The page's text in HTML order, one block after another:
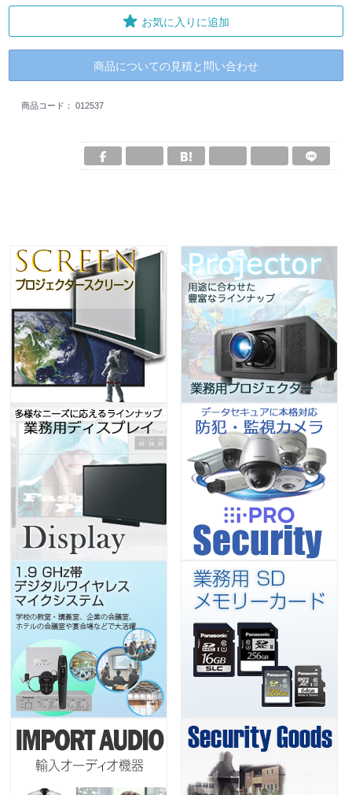
お気に入りに追加
商品についての見積と問い合わせ
商品コード： 012537